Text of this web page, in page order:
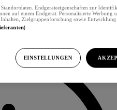
Endgeräteeigenschaften zur
auf einem Endgerät. Personalisierte Werbung
Zielgruppenforschung sowie
EINSTELLUNGEN